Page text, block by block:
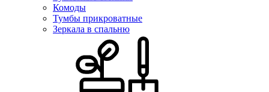
Комоды
Тумбы прикроватные
Зеркала в спальню